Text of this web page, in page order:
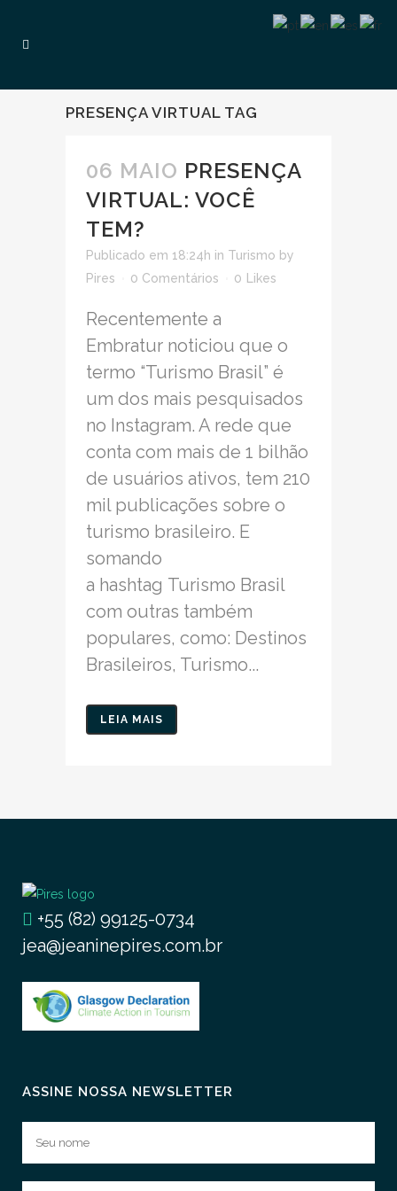
PRESENÇA VIRTUAL TAG
06 MAIO PRESENÇA
VIRTUAL: VOCÊ
TEM?
Publicado em 18:24h in Turismo by
Pires
0 Comentários 0 Likes
Recentemente a
Embratur noticiou que o
termo “Turismo Brasil” é
um dos mais pesquisados
no Instagram. A rede que
conta com mais de 1 bilhão
de usuários ativos, tem 210
mil publicações sobre o
turismo brasileiro. E
somando
a hashtag Turismo Brasil
com outras também
populares, como: Destinos
Brasileiros, Turismo...
LEIA MAIS
+55 (82) 99125-0734
jea@jeaninepires.com.br
ASSINE NOSSA NEWSLETTER